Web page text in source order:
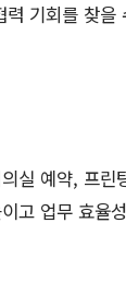
기회를 찾
실 예약, 프
고 업무 효율